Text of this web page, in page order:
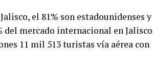
el 81% son estadounidenses y
del mercado internacional en
11 mil 513 turistas vía aérea con